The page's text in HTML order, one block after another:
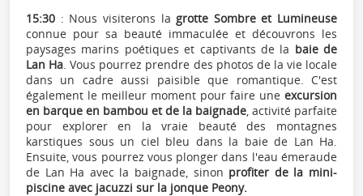
15:30 : Nous visiterons la grotte Sombre et Lumineuse
connue pour sa beauté immaculée et découvrons les
paysages marins poétiques et captivants de la baie de
Lan Ha. Vous pourrez prendre des photos de la vie locale
dans un cadre aussi paisible que romantique. C'est
également le meilleur moment pour faire une excursion
en barque en bambou et de la baignade, activité parfaite
pour explorer en la vraie beauté des montagnes
karstiques sous un ciel bleu dans la baie de Lan Ha.
Ensuite, vous pourrez vous plonger dans l'eau émeraude
de Lan Ha avec la baignade, sinon profiter de la mini-
piscine avec jacuzzi sur la jonque Peony.